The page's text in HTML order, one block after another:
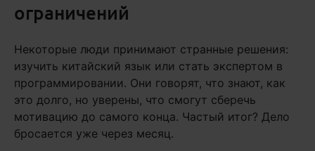
ограничений
Некоторые люди принимают странные решения:
изучить китайский язык или стать экспертом в
программировании. Они говорят, что знают, как
это долго, но уверены, что смогут сберечь
мотивацию до самого конца. Частый итог? Дело
бросается уже через месяц.